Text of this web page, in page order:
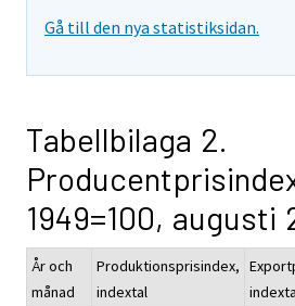
Gå till den nya statistiksidan.
Tabellbilaga 2.
1949=100, augusti
År och
månad
Produktionsprisindex,
indextal